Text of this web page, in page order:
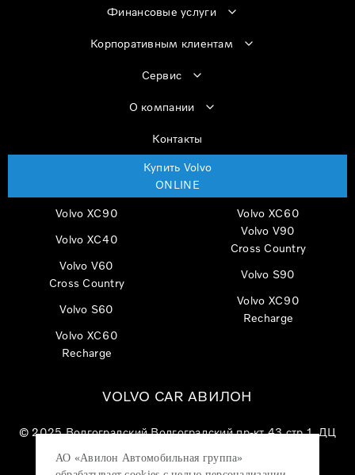
АО «Авилон Автомобильная группа»
Финансовые услуги
Корпоративным клиентам
Сервис
О компании
Контакты
Купить Volvo
ONLINE
Volvo XC90
Volvo XC60
Volvo XC40
Volvo V90
Cross Country
Volvo V60
Cross Country
Volvo S90
Volvo S60
Volvo XC90
Recharge
Volvo XC60
Recharge
VOLVO CAR АВИЛОН
© 2025Волгоградский Волгоградский пр-кт 43 стр 1, ДЦ
АО «Авилон АГ», ОГРН 1027700000151, ИНН